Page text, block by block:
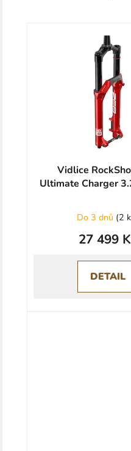
Vidlice
Ultimate Charger
Do 3 dnů (2
27 499
DETAIL